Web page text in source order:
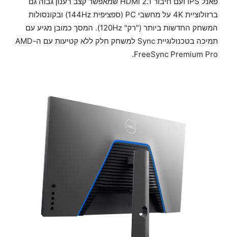
ברזולוציית 4K על מחשבי PC (ספציפית 144Hz) ובקונסולות
המשחק החדשות ביותר ("רק" 120Hz). המסך כמובן מגיע עם
תמיכה בטכנולוגיית Sync למשחק חלק ללא קטיעות עם ה-AMD
FreeSync Premium Pro.